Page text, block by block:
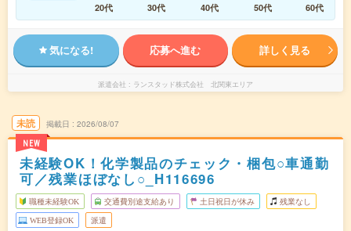
20代
30代 40代 50代 60代
気になる! 応募へ進む 詳しく見る
派遣会社 ランスタッド株式会社 北関東エリア
未読
NEW
掲載日 2026/08/07
未経験OK！化学製品のチェック・梱包○車通勤
可／残業ほぼなし○_H116696
職種未経験OK 交通費別途支給あり 土日祝日が休み 残業なし
WEB登録OK 派遣